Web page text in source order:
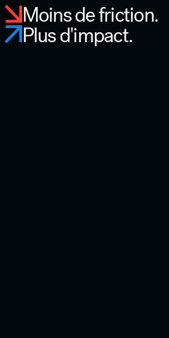
Moins de friction.
Plus d'impact.